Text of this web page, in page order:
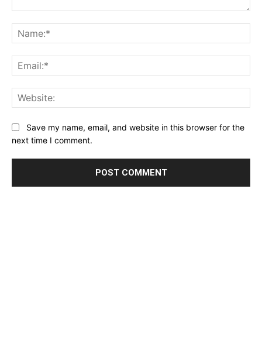
Save my name, email, and website in this browser for the
next time I comment.